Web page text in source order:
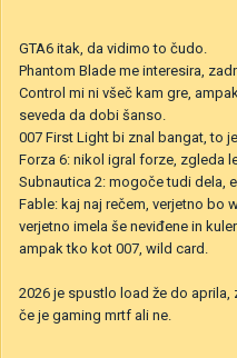
GTA6 itak, da vidimo to čudo.
Phantom Blade me interesira,
Control mi ni všeč kam gre,
seveda da dobi šanso.
007 First Light bi znal bangat, to
Forza 6: nikol igral forze, zgleda
Subnautica 2: mogoče tudi dela,
Fable: kaj naj rečem, verjetno
verjetno imela še neviđene in
ampak tko kot 007, wild card.
2026 je spustlo load že do aprila,
če je gaming mrtf ali ne.